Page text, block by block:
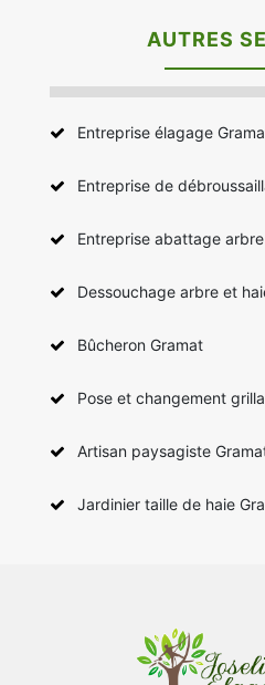
AUTRES
Entreprise élagage
Entreprise de
Entreprise abattage
Dessouchage arbre et
Bûcheron Gramat
Pose et changement
Artisan paysagiste
Jardinier taille de haie